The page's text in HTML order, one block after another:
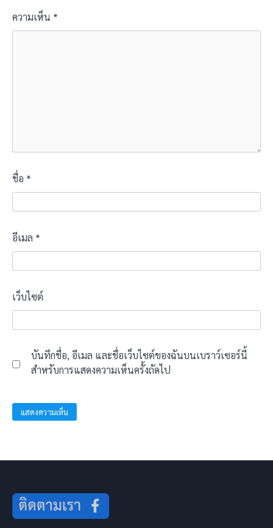
ความเห็น *
ชื่อ *
อีเมล *
เว็บไซต์
บันทึกชื่อ, อีเมล และชื่อเว็บไซต์ของฉันบนเบราว์เซอร์นี้
สำหรับการแสดงความเห็นครั้งถัดไป